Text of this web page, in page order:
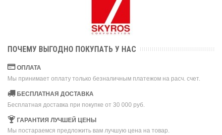
ПОЧЕМУ ВЫГОДНО ПОКУПАТЬ У НАС
ОПЛАТА
Мы принимает оплату только безналичным платежом на расч. счет.
БЕСПЛАТНАЯ ДОСТАВКА
Бесплатная доставка при покупке от 30 000 руб.
ГАРАНТИЯ ЛУЧШЕЙ ЦЕНЫ
Мы постараемся предложить вам лучшую цена на товар.